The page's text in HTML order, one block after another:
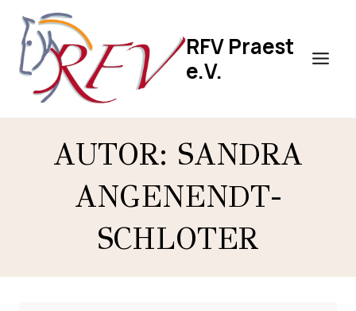
Inhalt
springen
RFV Praest
e.V.
AUTOR: SANDRA
ANGENENDT-
SCHLOTER